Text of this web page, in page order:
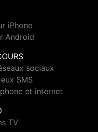
iPhone
Android
sociaux
SMS
et internet
TV